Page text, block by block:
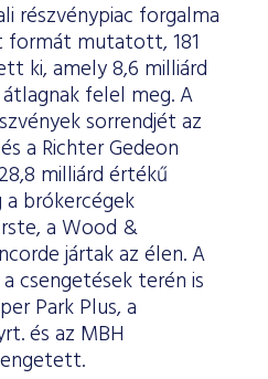
részvénypiac forgalma
mutatott, 181
ki, amely 8,6 milliárd
felel meg. A
sorrendjét az
a Richter Gedeon
milliárd értékű
brókercégek
a Wood &
jártak az élen. A
csengetések terén is
Park Plus, a
és az MBH